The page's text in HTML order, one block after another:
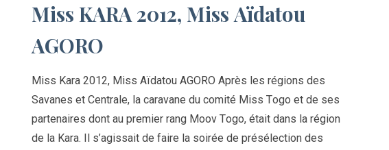
Miss KARA 2012, Miss Aïdatou
AGORO
Miss Kara 2012, Miss Aïdatou AGORO Après les régions des
Savanes et Centrale, la caravane du comité Miss Togo et de ses
partenaires dont au premier rang Moov Togo, était dans la région
de la Kara. Il s’agissait de faire la soirée de présélection des